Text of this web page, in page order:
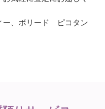
、ボリード ピコタン